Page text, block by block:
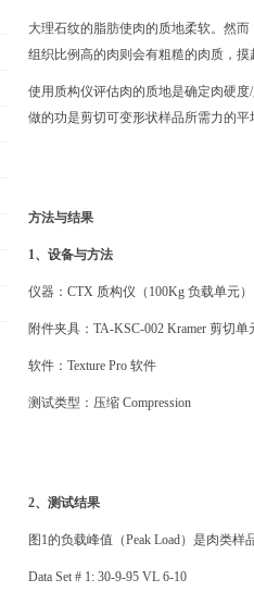
大理石纹的脂肪使肉的质地柔软。然
组织比例高的肉则会有粗糙的肉质，摸
使用质构仪评估肉的质地是确定肉硬度
做的功是剪切可变形状样品所需力的
方法与结果
1、设备与方法
仪器： CTX 质构仪（100Kg 负载单元）
附件夹具： TA-KSC-002 Kramer 剪切
软件： Texture Pro 软件
测试类型：压缩 Compression
2、测试结果
图 1的负载峰值（Peak Load）是肉类
Data Set # 1: 30-9-95 VL 6-10